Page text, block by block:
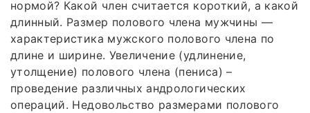
нормой? Какой член считается короткий, а какой
длинный. Размер полового члена мужчины —
характеристика мужского полового члена по
длине и ширине. Увеличение (удлинение,
утолщение) полового члена (пениса) –
проведение различных андрологических
операций. Недовольство размерами полового